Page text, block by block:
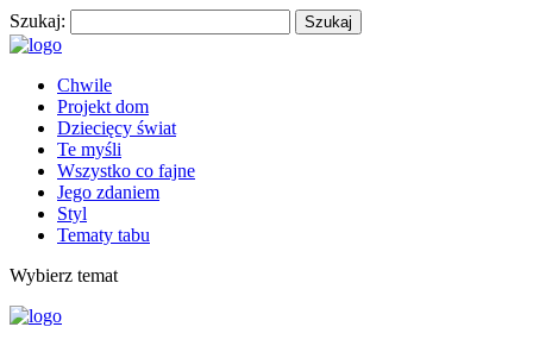
Szukaj:
Chwile
Projekt dom
Dziecięcy świat
Te myśli
Wszystko co fajne
Jego zdaniem
Styl
Tematy tabu
Wybierz temat